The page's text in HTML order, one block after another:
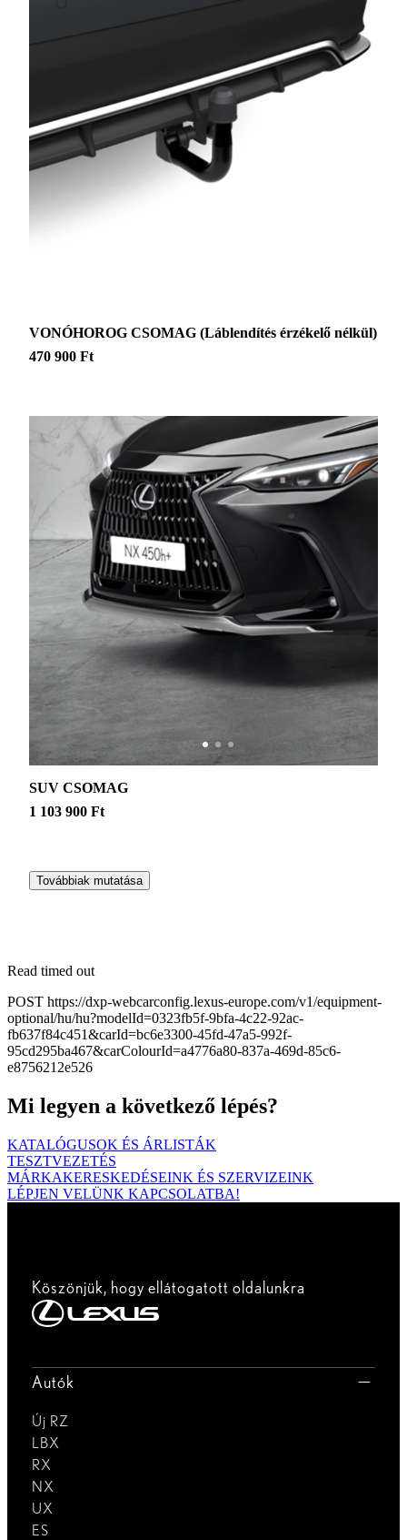
VONÓHOROG CSOMAG (Láblendítés érzékelő nélkül)
470 900 Ft
SUV CSOMAG
1 103 900 Ft
Továbbiak mutatása
Read timed out
POST https://dxp-webcarconfig.lexus-europe.com/v1/equipment-
optional/hu/hu?modelId=0323fb5f-9bfa-4c22-92ac-
fb637f84c451&carId=bc6e3300-45fd-47a5-992f-
95cd295ba467&carColourId=a4776a80-837a-469d-85c6-
e8756212e526
Mi legyen a következő lépés?
KATALÓGUSOK ÉS ÁRLISTÁK
TESZTVEZETÉS
MÁRKAKERESKEDÉSEINK ÉS SZERVIZEINK
LÉPJEN VELÜNK KAPCSOLATBA!
Köszönjük, hogy ellátogatott oldalunkra
Autók
Új RZ
LBX
RX
NX
UX
ES